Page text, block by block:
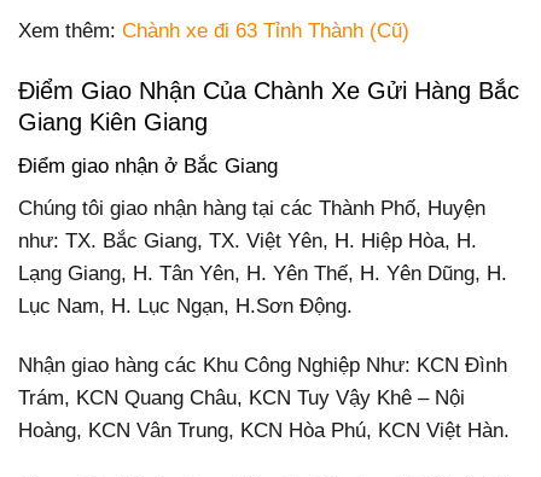
Xem thêm: Chành xe đi 63 Tỉnh Thành (Cũ)
Điểm Giao Nhận Của Chành Xe Gửi Hàng Bắc
Giang Kiên Giang
Điểm giao nhận ở Bắc Giang
Chúng tôi giao nhận hàng tại các Thành Phố, Huyện
như: TX. Bắc Giang, TX. Việt Yên, H. Hiệp Hòa, H.
Lạng Giang, H. Tân Yên, H. Yên Thế, H. Yên Dũng, H.
Lục Nam, H. Lục Ngạn, H.Sơn Động.
Nhận giao hàng các Khu Công Nghiệp Như: KCN Đình
Trám, KCN Quang Châu, KCN Tuy Vậy Khê – Nội
Hoàng, KCN Vân Trung, KCN Hòa Phú, KCN Việt Hàn.